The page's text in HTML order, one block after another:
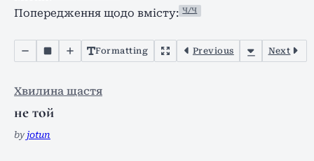
Попередження щодо вмісту: Ч/Ч
Formatting Previous Next
Хвилина щастя
не той
by jotun